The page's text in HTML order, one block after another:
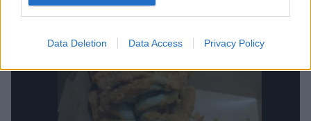
Data Deletion Data Access Privacy Policy